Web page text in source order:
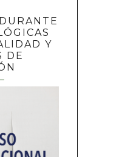
Y
DE